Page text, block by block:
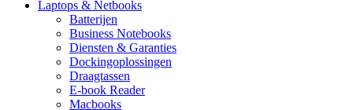
Laptops & Netbooks
Batterijen
Business Notebooks
Diensten & Garanties
Dockingoplossingen
Draagtassen
E-book Reader
Macbooks